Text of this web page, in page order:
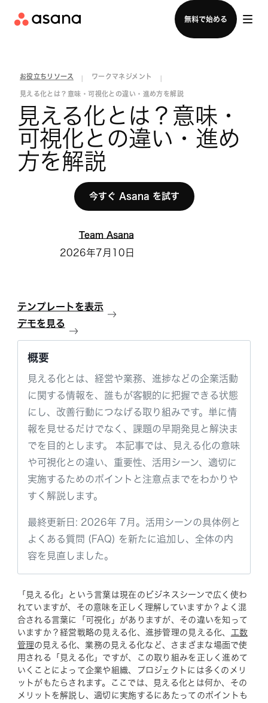
無料で始める
セールスチームに問い合わせる
お役立ちリソース ワークマネジメント
見える化とは？意味・可視化との違い・進め方を解説
見える化とは？意味・
可視化との違い・進め
方を解説
今すぐ Asana を試す
Team Asana
2026年7月10日
テンプレートを表示
デモを見る
概要
見える化とは、経営や業務、進捗などの企業活動
に関する情報を、誰もが客観的に把握できる状態
にし、改善行動につなげる取り組みです。単に情
報を見せるだけでなく、課題の早期発見と解決ま
でを目的とします。 本記事では、見える化の意味
や可視化との違い、重要性、活用シーン、適切に
実施するためのポイントと注意点までをわかりや
すく解説します。
最終更新日: 2026年 7月。活用シーンの具体例と
よくある質問 (FAQ) を新たに追加し、全体の内
容を見直しました。
「見える化」という言葉は現在のビジネスシーンで広く使わ
れていますが、その意味を正しく理解していますか？よく混
合される言葉に「可視化」がありますが、その違いを知って
いますか？経営戦略の見える化、進捗管理の見える化、 工数
管理の見える化、業務の見える化など、さまざまな場面で使
用される「見える化」ですが、この取り組みを正しく進めて
いくことによって企業や組織、プロジェクトには多くのメリ
ットがもたらされます。ここでは、見える化とは何か、その
メリットを解説し、適切に実施するにあたってのポイントも